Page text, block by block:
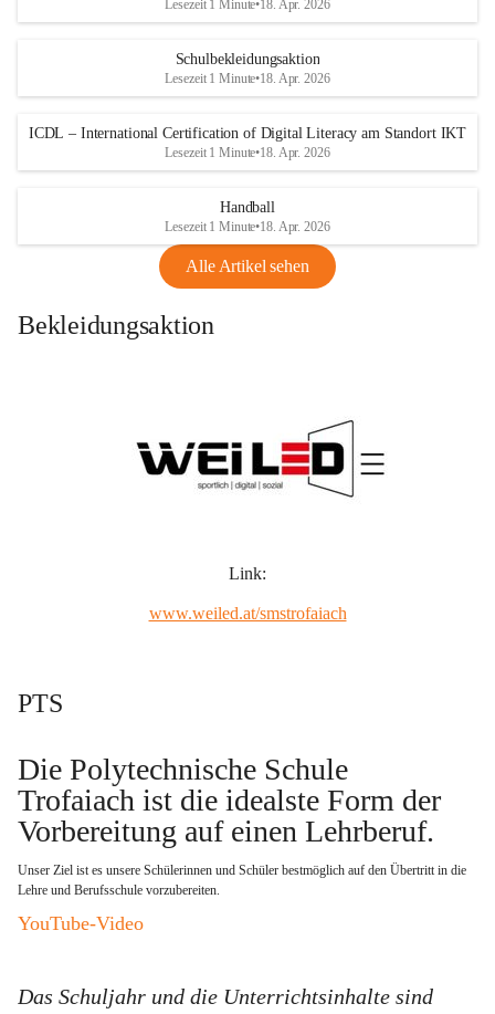
Lesezeit 1 Minute•18. Apr. 2026
Schulbekleidungsaktion
Lesezeit 1 Minute•18. Apr. 2026
ICDL – International Certification of Digital Literacy am Standort IKT
Lesezeit 1 Minute•18. Apr. 2026
Handball
Lesezeit 1 Minute•18. Apr. 2026
Alle Artikel sehen
Bekleidungsaktion
Link:
www.weiled.at/smstrofaiach
PTS
Die Polytechnische Schule
Trofaiach ist die idealste Form der
Vorbereitung auf einen Lehrberuf.
Unser Ziel ist es unsere Schülerinnen und Schüler bestmöglich auf den Übertritt in die
Lehre und Berufsschule vorzubereiten.
YouTube-Video
Das Schuljahr und die Unterrichtsinhalte sind